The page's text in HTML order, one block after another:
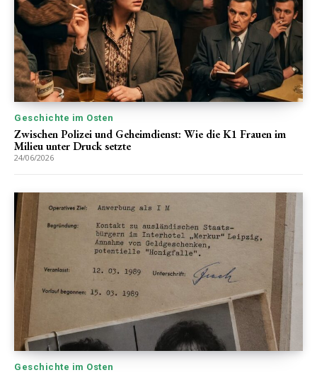
Geschichte im Osten
Zwischen Polizei und Geheimdienst: Wie die K1 Frauen im
Milieu unter Druck setzte
24/06/2026
Geschichte im Osten